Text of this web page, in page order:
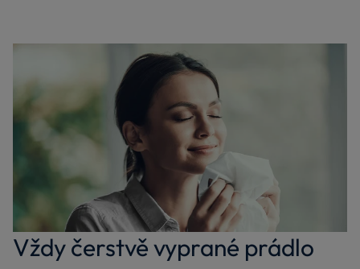
Vždy čerstvě vyprané prádlo